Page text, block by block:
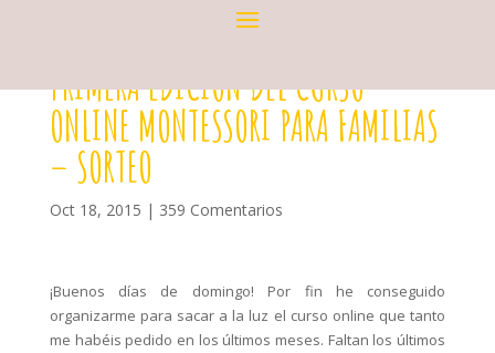
PRIMERA EDICION DEL CURSO
ONLINE MONTESSORI PARA FAMILIAS
– SORTEO
Oct 18, 2015 | 359 Comentarios
¡Buenos días de domingo! Por fin he conseguido
organizarme para sacar a la luz el curso online que tanto
me habéis pedido en los últimos meses. Faltan los últimos